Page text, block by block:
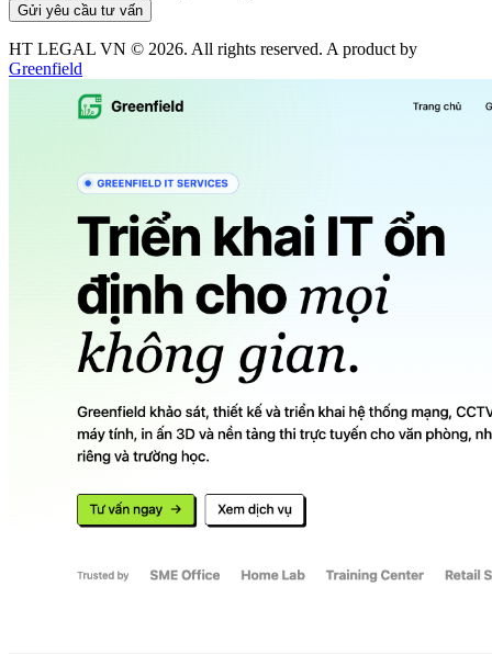
Gửi yêu cầu tư vấn
HT LEGAL VN © 2026. All rights reserved. A product by
Greenfield